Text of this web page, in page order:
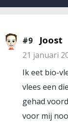
#9 Joost
21 januari
Ik eet bio-
vlees een
gehad
voor mij